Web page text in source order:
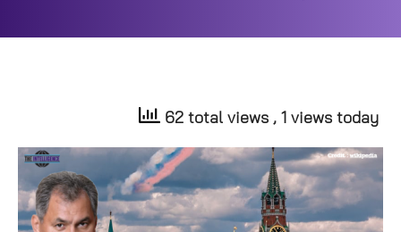
62 total views , 1 views today